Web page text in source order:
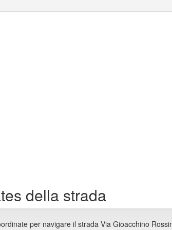
della strada
per navigare il strada Via Gioacchino